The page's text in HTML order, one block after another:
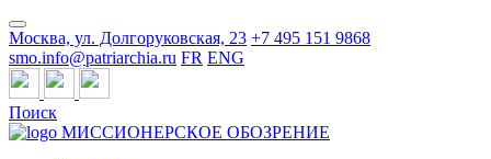
Москва, ул. Долгоруковская, 23 +7 495 151 9868
smo.info@patriarchia.ru FR ENG
Поиск
МИССИОНЕРСКОЕ ОБОЗРЕНИЕ